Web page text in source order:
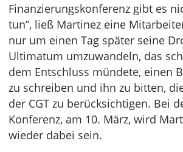
Finanzierungskonferenz gibt es
tun”, ließ Martinez eine
nur um einen Tag später seine
Ultimatum umzuwandeln, das
dem Entschluss mündete, einen
zu schreiben und ihn zu bitten,
der CGT zu berücksichtigen. Bei
Konferenz, am 10. März, wird
wieder dabei sein.